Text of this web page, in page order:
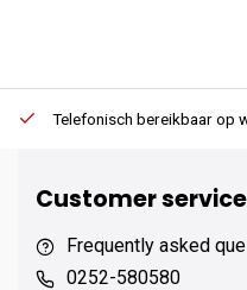
Telefonisch bereikbaar op
Customer service
Frequently asked
0252-580580